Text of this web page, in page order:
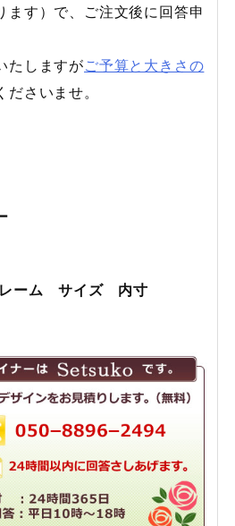
ます）で、ご注文後に回答申
たしますがご予算と大きさの
ださいませ。
ーム サイズ 内寸